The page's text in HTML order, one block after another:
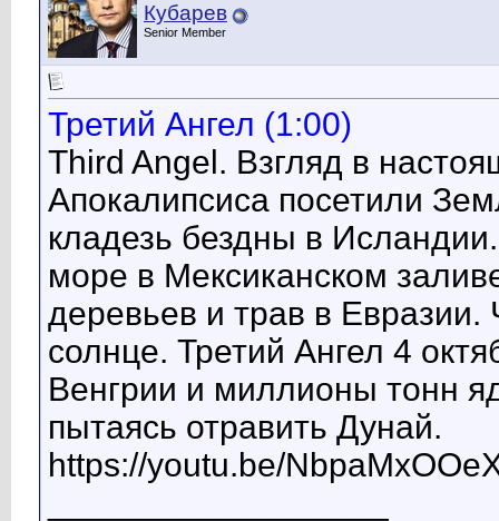
Кубарев
Senior Member
Третий Ангел (1:00)
Third Angel. Взгляд в
Апокалипсиса посетили
кладезь бездны в
море в Мексиканском
деревьев и трав в
солнце. Третий Ангел 4
Венгрии и миллионы тонн
пытаясь отравить Дунай.
https://youtu.be/